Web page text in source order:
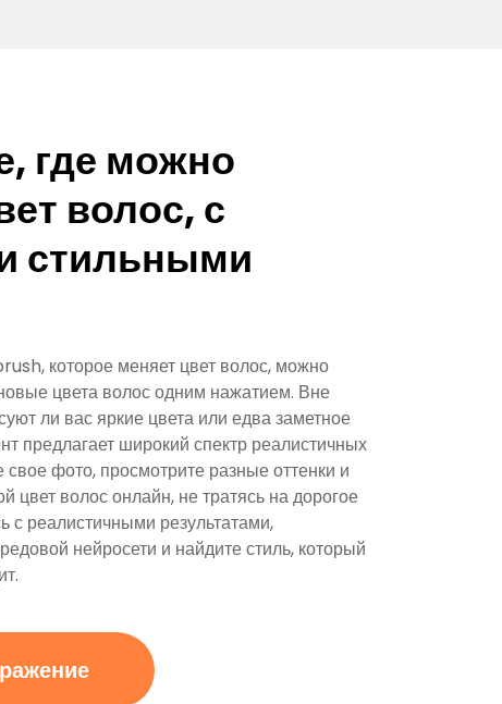
где можно
волос, с
стильными
которое меняет цвет волос, можно
цвета волос одним нажатием. Вне
ли вас яркие цвета или едва заметное
предлагает широкий спектр реалистичных
свое фото, просмотрите разные оттенки и
цвет волос онлайн, не тратясь на дорогое
с реалистичными результатами,
нейросети и найдите стиль, который